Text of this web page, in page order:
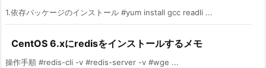
1.依存パッケージのインストール #yum install gcc readli ...
CentOS 6.xにredisをインストールするメモ
操作手順 #redis-cli -v #redis-server -v #wge ...